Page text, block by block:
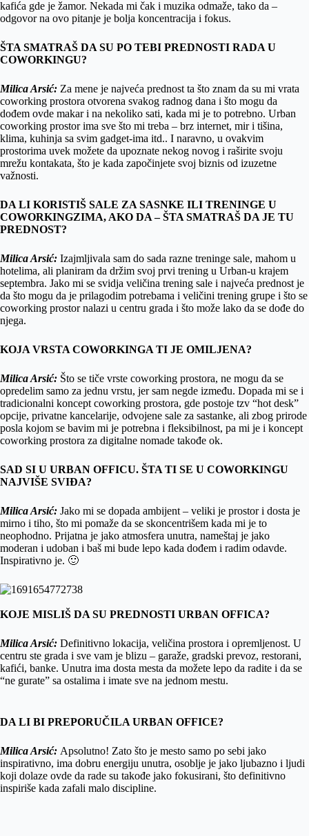
kafića gde je žamor. Nekada mi čak i muzika odmaže, tako da –
odgovor na ovo pitanje je bolja koncentracija i fokus.
ŠTA SMATRAŠ DA SU PO TEBI PREDNOSTI RADA U
COWORKINGU?
Milica Arsić: Za mene je najveća prednost ta što znam da su mi vrata
coworking prostora otvorena svakog radnog dana i što mogu da
dođem ovde makar i na nekoliko sati, kada mi je to potrebno. Urban
coworking prostor ima sve što mi treba – brz internet, mir i tišina,
klima, kuhinja sa svim gadget-ima itd.. I naravno, u ovakvim
prostorima uvek možete da upoznate nekog novog i raširite svoju
mrežu kontakata, što je kada započinjete svoj biznis od izuzetne
važnosti.
DA LI KORISTIŠ SALE ZA SASNKE ILI TRENINGE U
COWORKINGZIMA, AKO DA – ŠTA SMATRAŠ DA JE TU
PREDNOST?
Milica Arsić: Izajmljivala sam do sada razne treninge sale, mahom u
hotelima, ali planiram da držim svoj prvi trening u Urban-u krajem
septembra. Jako mi se svidja veličina trening sale i najveća prednost je
da što mogu da je prilagodim potrebama i veličini trening grupe i što se
coworking prostor nalazi u centru grada i što može lako da se dođe do
njega.
KOJA VRSTA COWORKINGA TI JE OMILJENA?
Milica Arsić: Što se tiče vrste coworking prostora, ne mogu da se
opredelim samo za jednu vrstu, jer sam negde između. Dopada mi se i
tradicionalni koncept coworking prostora, gde postoje tzv “hot desk”
opcije, privatne kancelarije, odvojene sale za sastanke, ali zbog prirode
posla kojom se bavim mi je potrebna i fleksibilnost, pa mi je i koncept
coworking prostora za digitalne nomade takođe ok.
SAD SI U URBAN OFFICU. ŠTA TI SE U COWORKINGU
NAJVIŠE SVIĐA?
Milica Arsić: Jako mi se dopada ambijent – veliki je prostor i dosta je
mirno i tiho, što mi pomaže da se skoncentrišem kada mi je to
neophodno. Prijatna je jako atmosfera unutra, nameštaj je jako
moderan i udoban i baš mi bude lepo kada dođem i radim odavde.
Inspirativno je. 🙂
KOJE MISLIŠ DA SU PREDNOSTI URBAN OFFICA?
Milica Arsić: Definitivno lokacija, veličina prostora i opremljenost. U
centru ste grada i sve vam je blizu – garaže, gradski prevoz, restorani,
kafići, banke. Unutra ima dosta mesta da možete lepo da radite i da se
“ne gurate” sa ostalima i imate sve na jednom mestu.
DA LI BI PREPORUČILA URBAN OFFICE?
Milica Arsić: Apsolutno! Zato što je mesto samo po sebi jako
inspirativno, ima dobru energiju unutra, osoblje je jako ljubazno i ljudi
koji dolaze ovde da rade su takođe jako fokusirani, što definitivno
inspiriše kada zafali malo discipline.